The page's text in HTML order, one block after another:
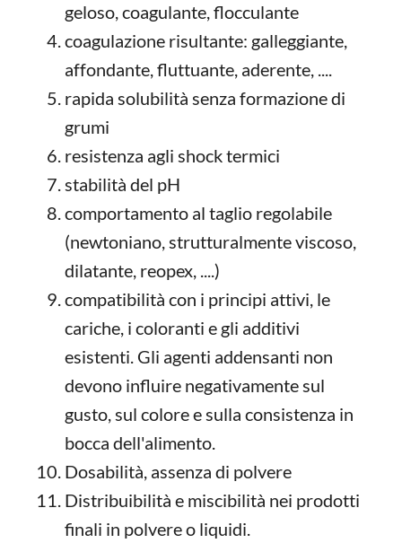
geloso, coagulante, flocculante
coagulazione risultante: galleggiante,
affondante, fluttuante, aderente, ....
rapida solubilità senza formazione di
grumi
resistenza agli shock termici
stabilità del pH
comportamento al taglio regolabile
(newtoniano, strutturalmente viscoso,
dilatante, reopex, ....)
compatibilità con i principi attivi, le
cariche, i coloranti e gli additivi
esistenti. Gli agenti addensanti non
devono influire negativamente sul
gusto, sul colore e sulla consistenza in
bocca dell'alimento.
Dosabilità, assenza di polvere
Distribuibilità e miscibilità nei prodotti
finali in polvere o liquidi.